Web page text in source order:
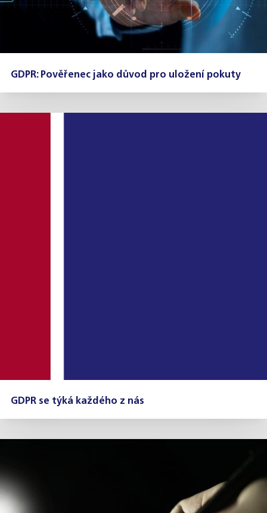
GDPR: Pověřenec jako důvod pro uložení pokuty
GDPR se týká každého z nás